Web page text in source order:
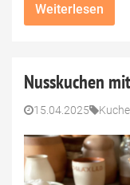
Weiterlesen
Nusskuchen
15.04.2025